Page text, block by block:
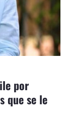
por
que se le